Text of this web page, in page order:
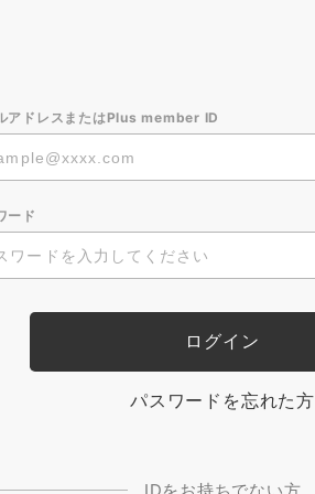
アドレスまたはPlus member ID
ード
パスワードを忘れた方